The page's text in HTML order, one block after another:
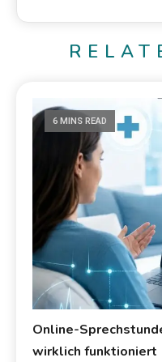
6 MINS READ
Online-
wirklich funktioniert